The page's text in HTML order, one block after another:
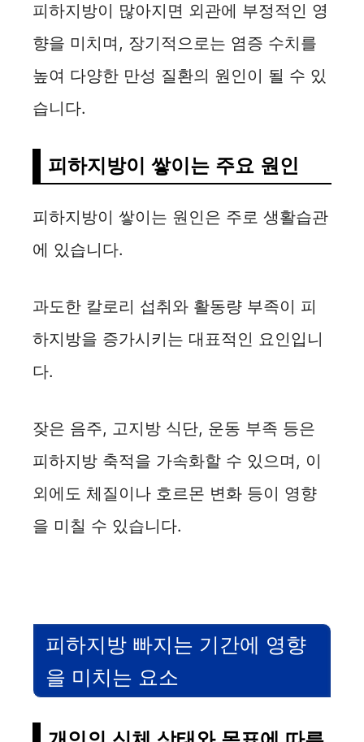
V
i
e
o
피하지방이 많아지면 외관에 부정적인 영
향을 미치며, 장기적으로는 염증 수치를
높여 다양한 만성 질환의 원인이 될 수 있
습니다.
피하지방이 쌓이는 주요 원인
피하지방이 쌓이는 원인은 주로 생활습관
에 있습니다.
과도한 칼로리 섭취와 활동량 부족이 피
하지방을 증가시키는 대표적인 요인입니
다.
잦은 음주, 고지방 식단, 운동 부족 등은
피하지방 축적을 가속화할 수 있으며, 이
외에도 체질이나 호르몬 변화 등이 영향
을 미칠 수 있습니다.
피하지방 빠지는 기간에 영향
을 미치는 요소